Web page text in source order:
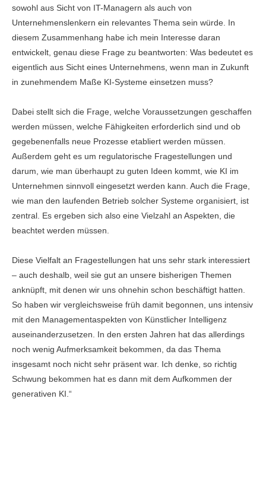
sowohl aus Sicht von IT-Managern als auch von
Unternehmenslenkern ein relevantes Thema sein würde. In
diesem Zusammenhang habe ich mein Interesse daran
entwickelt, genau diese Frage zu beantworten: Was bedeutet es
eigentlich aus Sicht eines Unternehmens, wenn man in Zukunft
in zunehmendem Maße KI-Systeme einsetzen muss?
Dabei stellt sich die Frage, welche Voraussetzungen geschaffen
werden müssen, welche Fähigkeiten erforderlich sind und ob
gegebenenfalls neue Prozesse etabliert werden müssen.
Außerdem geht es um regulatorische Fragestellungen und
darum, wie man überhaupt zu guten Ideen kommt, wie KI im
Unternehmen sinnvoll eingesetzt werden kann. Auch die Frage,
wie man den laufenden Betrieb solcher Systeme organisiert, ist
zentral. Es ergeben sich also eine Vielzahl an Aspekten, die
beachtet werden müssen.
Diese Vielfalt an Fragestellungen hat uns sehr stark interessiert
– auch deshalb, weil sie gut an unsere bisherigen Themen
anknüpft, mit denen wir uns ohnehin schon beschäftigt hatten.
So haben wir vergleichsweise früh damit begonnen, uns intensiv
mit den Managementaspekten von Künstlicher Intelligenz
auseinanderzusetzen. In den ersten Jahren hat das allerdings
noch wenig Aufmerksamkeit bekommen, da das Thema
insgesamt noch nicht sehr präsent war. Ich denke, so richtig
Schwung bekommen hat es dann mit dem Aufkommen der
generativen KI.“